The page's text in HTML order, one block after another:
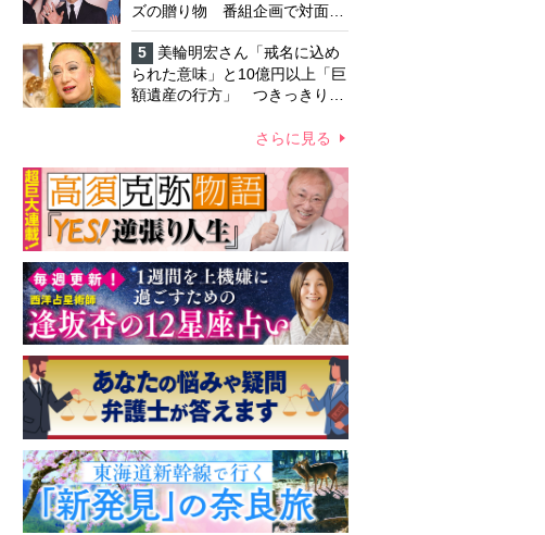
ズの贈り物 番組企画で対面し
たファンが、夢と希望を与える
心遣いに「うれしくて号泣しま
した」
5
美輪明宏さん「戒名に込め
られた意味」と10億円以上「巨
額遺産の行方」 つきっきりで
さらに見る